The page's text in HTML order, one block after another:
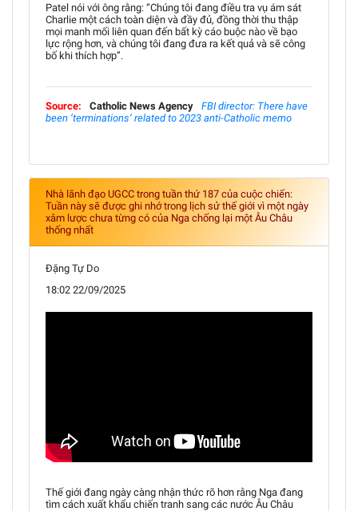
Patel nói với ông rằng: “Chúng tôi đang điều tra vụ ám sát
Charlie một cách toàn diện và đầy đủ, đồng thời thu thập
mọi manh mối liên quan đến bất kỳ cáo buộc nào về bạo
lực rộng hơn, và chúng tôi đang đưa ra kết quả và sẽ công
bố khi thích hợp”.
Source: Catholic News Agency
FBI director: There have
been ‘terminations’ related to 2023 anti-Catholic memo
Nhà lãnh đạo UGCC trong tuần thứ 187 của cuộc chiến:
Tuần này sẽ được ghi nhớ trong lịch sử thế giới vì một ngày
xâm lược chưa từng có của Nga chống lại một Âu Châu
thống nhất
Đặng Tự Do
18:02 22/09/2025
Thế giới đang ngày càng nhận thức rõ hơn rằng Nga đang
tìm cách xuất khẩu chiến tranh sang các nước Âu Châu